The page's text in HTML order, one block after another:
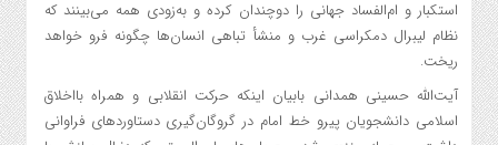
استکبار و ام‌الفساد جهانی را دوچندان کرده و به‌زودی همه می‌بینند که
نظام لیبرال دمکراسی غرب و منشأ تباهی انسان‌ها چگونه فرو خواهد
ریخت.
آیت‌الله حسینی همدانی بابیان اینکه حرکت انقلابی و همراه بااخلاق
اسلامی دانشجویان پیرو خط امام در گروگان‌گیری دستاوردهای فراوانی